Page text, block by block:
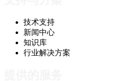
技术支持
新闻中心
知识库
行业解决方案